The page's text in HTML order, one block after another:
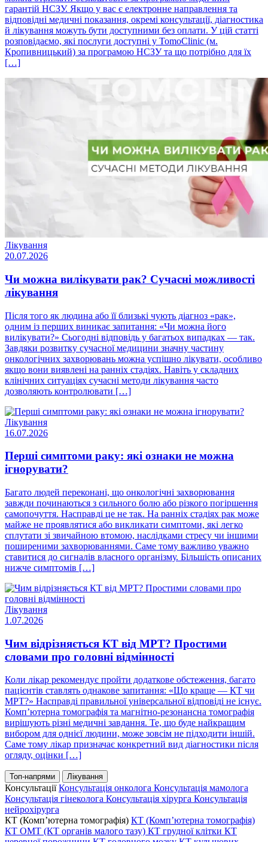
гарантій НСЗУ. Якщо у вас є електронне направлення та
відповідні медичні показання, окремі консультації, діагностика
й лікування можуть бути доступними без оплати. У цій статті
розповідаємо, які послуги доступні у TomoClinic (м.
Кропивницький) за програмою НСЗУ та що потрібно для їх
[…]
Лікування
20.07.2026
Чи можна вилікувати рак? Сучасні можливості
лікування
Після того як людина або її близькі чують діагноз «рак»,
одним із перших виникає запитання: «Чи можна його
вилікувати?» Сьогодні відповідь у багатьох випадках — так.
Завдяки розвитку сучасної медицини значну частину
онкологічних захворювань можна успішно лікувати, особливо
якщо вони виявлені на ранніх стадіях. Навіть у складних
клінічних ситуаціях сучасні методи лікування часто
дозволяють контролювати […]
Лікування
16.07.2026
Перші симптоми раку: які ознаки не можна
ігнорувати?
Багато людей переконані, що онкологічні захворювання
завжди починаються з сильного болю або різкого погіршення
самопочуття. Насправді це не так. На ранніх стадіях рак може
майже не проявлятися або викликати симптоми, які легко
сплутати зі звичайною втомою, наслідками стресу чи іншими
поширеними захворюваннями. Саме тому важливо уважно
ставитися до сигналів власного організму. Більшість описаних
нижче симптомів […]
Лікування
1.07.2026
Чим відрізняється КТ від МРТ? Простими
словами про головні відмінності
Коли лікар рекомендує пройти додаткове обстеження, багато
пацієнтів ставлять однакове запитання: «Що краще — КТ чи
МРТ?» Насправді правильної універсальної відповіді не існує.
Комп’ютерна томографія та магнітно-резонансна томографія
вирішують різні медичні завдання. Те, що буде найкращим
вибором для однієї людини, може зовсім не підходити іншій.
Саме тому лікар призначає конкретний вид діагностики після
огляду, оцінки […]
Топ-напрями Лікування
КонсультаціїКонсультація онколога Консультація мамолога
Консультація гінеколога Консультація хірурга Консультація
нейрохірурга
КТ (Комп’ютерна томографія) КТ (Комп’ютерна томографія)
КТ ОМТ (КТ органів малого тазу) КТ грудної клітки КТ